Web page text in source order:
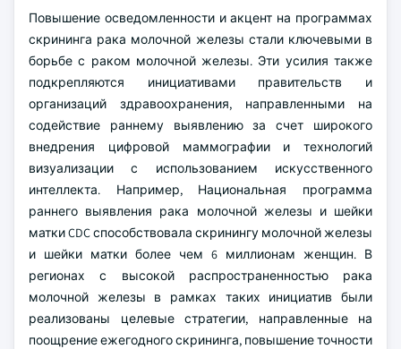
Повышение осведомленности и акцент на программах
скрининга рака молочной железы стали ключевыми в
борьбе с раком молочной железы. Эти усилия также
подкрепляются инициативами правительств и
организаций здравоохранения, направленными на
содействие раннему выявлению за счет широкого
внедрения цифровой маммографии и технологий
визуализации с использованием искусственного
интеллекта. Например, Национальная программа
раннего выявления рака молочной железы и шейки
матки CDC способствовала скринингу молочной железы
и шейки матки более чем 6 миллионам женщин. В
регионах с высокой распространенностью рака
молочной железы в рамках таких инициатив были
реализованы целевые стратегии, направленные на
поощрение ежегодного скрининга, повышение точности